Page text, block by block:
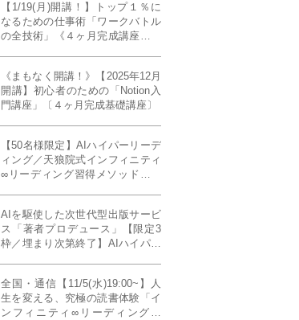
【1/19(月)開講！】トップ１％に
なるための仕事術「ワークバトル
の全技術」《４ヶ月完成講座》ー
《まもなく開講！》【2025年12月
開講】初心者のための「Notion入
門講座」〔４ヶ月完成基礎講座〕
【50名様限定】AIハイパーリーデ
ィング／天狼院式インフィニティ
∞リーディング習得メソッド《４
AIを駆使した次世代型出版サービ
ス「著者プロデュース」【限定3
枠／埋まり次第終了】AIハイパー
全国・通信【11/5(水)19:00~】人
生を変える、究極の読書体験「イ
ンフィニティ∞リーディング／